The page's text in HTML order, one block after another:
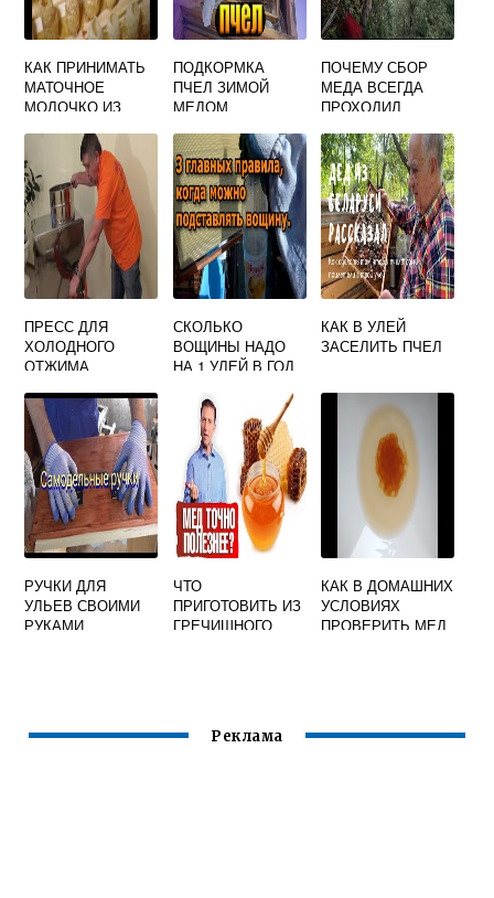
КАК ПРИНИМАТЬ
МАТОЧНОЕ
МОЛОЧКО ИЗ
ПЧЕЛИНОЕ В
ГРАНУЛАХ
ПОДКОРМКА
ПЧЕЛ ЗИМОЙ
МЕДОМ
ПОЧЕМУ СБОР
МЕДА ВСЕГДА
ПРОХОДИЛ
ПРЕСС ДЛЯ
ХОЛОДНОГО
ОТЖИМА
СКОЛЬКО
ВОЩИНЫ НАДО
НА 1 УЛЕЙ В ГОД
КАК В УЛЕЙ
ЗАСЕЛИТЬ ПЧЕЛ
РУЧКИ ДЛЯ
УЛЬЕВ СВОИМИ
РУКАМИ
ЧТО
ПРИГОТОВИТЬ ИЗ
ГРЕЧИШНОГО
КАК В ДОМАШНИХ
УСЛОВИЯХ
ПРОВЕРИТЬ МЕД
Реклама